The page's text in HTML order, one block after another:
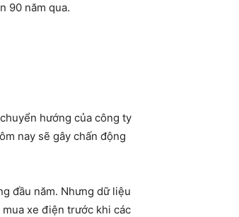
90 năm qua.
hướng của công ty
nay sẽ gây chấn động
đầu năm. Nhưng dữ liệu
xe điện trước khi các